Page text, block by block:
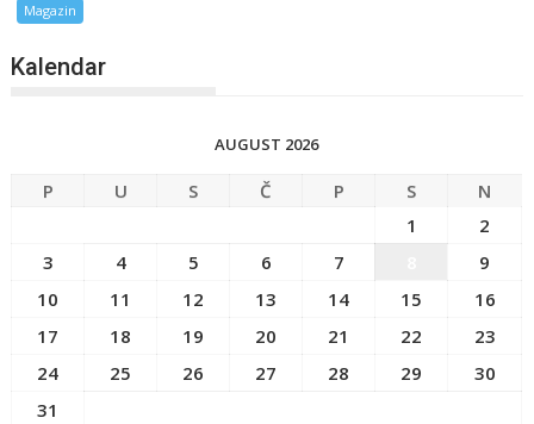
Magazin
Kalendar
AUGUST 2026
P U S Č P S
N
1
2
3
4 5 6 7
9
10
11 12 13 14 15
16
17
18 19 20 21 22
23
24
25 26 27 28 29
30
31